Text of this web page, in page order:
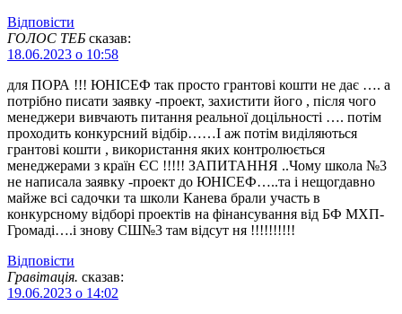
Відповіcти
ГОЛОС ТЕБ сказав:
18.06.2023 о 10:58
для ПОРА !!! ЮНІСЕФ так просто грантові кошти не дає …. а
потрібно писати заявку -проект, захистити його , після чого
менеджери вивчають питання реальної доцільності …. потім
проходить конкурсний відбір……І аж потім виділяються
грантові кошти , використання яких контролюється
менеджерами з країн ЄС !!!!! ЗАПИТАННЯ ..Чому школа №3
не написала заявку -проект до ЮНІСЕФ…..та і нещогдавно
майже всі садочки та школи Канева брали участь в
конкурсному відборі проектів на фінансування від БФ МХП-
Громаді….і знову СШ№3 там відсут ня !!!!!!!!!!
Відповіcти
Гравітація. сказав:
19.06.2023 о 14:02